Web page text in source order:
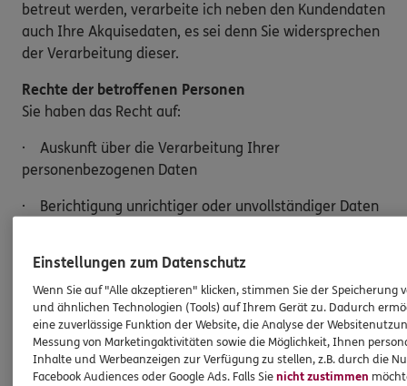
betreut werden, verarbeite ich neben den Kundendaten
auch Ihre Akquisedaten, es sei denn Sie widersprechen
der Verarbeitung dieser.
Rechte der betroffenen Personen
Sie haben das Recht auf:
· Auskunft über die Verarbeitung Ihrer
personenbezogenen Daten
· Berichtigung unrichtiger oder unvollständiger Daten
Aufbewahrungspflichten bestehen
· Einschränkung der Verarbeitung
· Widerspruch gegen die Verarbeitung Ihrer Daten
· Datenübertragung an einen anderen
Einstellungen zum Datenschutz
Wenn Sie auf "Alle akzeptieren" klicken, stimmen Sie der Speicherung
und ähnlichen Technologien (Tools) auf Ihrem Gerät zu. Dadurch
eine zuverlässige Funktion der Website, die Analyse der
Messung von Marketingaktivitäten sowie die Möglichkeit, Ihnen
Inhalte und Werbeanzeigen zur Verfügung zu stellen, z.B. durch die
Facebook Audiences oder Google Ads. Falls Sienicht zustimmen